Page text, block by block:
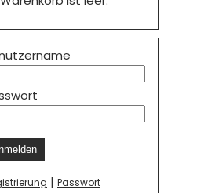
| Passwort